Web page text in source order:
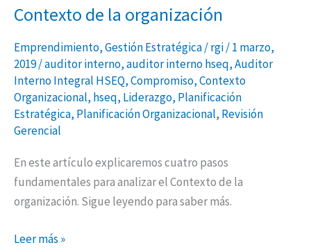
Contexto de la organización
Emprendimiento,Gestión Estratégica/rgi/1 marzo,
2019/auditor interno,auditor interno hseq,Auditor
Interno Integral HSEQ,Compromiso,Contexto
Organizacional, hseq, Liderazgo, Planificación
Estratégica, Planificación Organizacional, Revisión
Gerencial
En este artículo explicaremos cuatro pasos
fundamentales para analizar el Contexto de la
organización. Sigue leyendo para saber más.
Leer más »